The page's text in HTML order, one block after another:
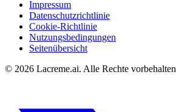
Impressum
Datenschutzrichtlinie
Cookie-Richtlinie
Nutzungsbedingungen
Seitenübersicht
© 2026 Lacreme.ai. Alle Rechte vorbehalten